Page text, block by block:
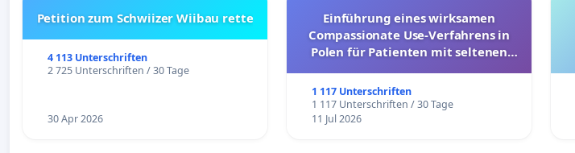
Petition zum Schwiizer Wiibau rette
4 113 Unterschriften
2 725 Unterschriften / 30 Tage
30 Apr 2026
Einführung eines wirksamen
Compassionate Use-Verfahrens in
Polen für Patienten mit seltenen
1 117 Unterschriften
1 117 Unterschriften / 30 Tage
11 Jul 2026